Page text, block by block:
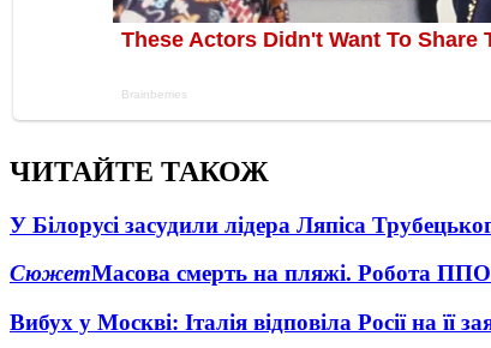
ЧИТАЙТЕ ТАКОЖ
У Білорусі засудили лідера Ляпіса
СюжетМасова смерть на пляжі. Робота ППО
Вибух у Москві: Італія відповіла Росії на її